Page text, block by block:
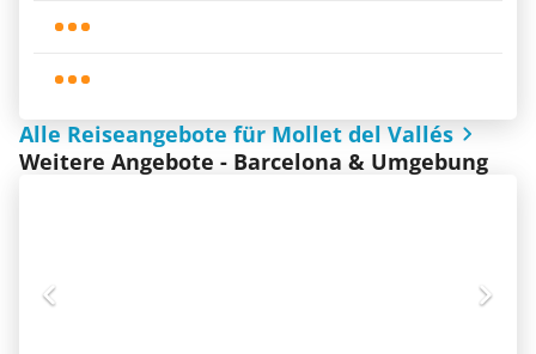
Alle Reiseangebote für Mollet del Vallés
Weitere Angebote - Barcelona & Umgebung